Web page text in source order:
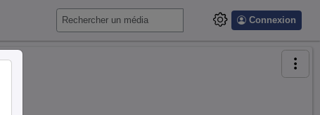
Connexion